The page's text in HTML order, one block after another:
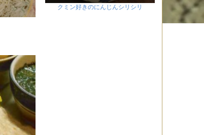
クミン好きのにんじんシリシリ